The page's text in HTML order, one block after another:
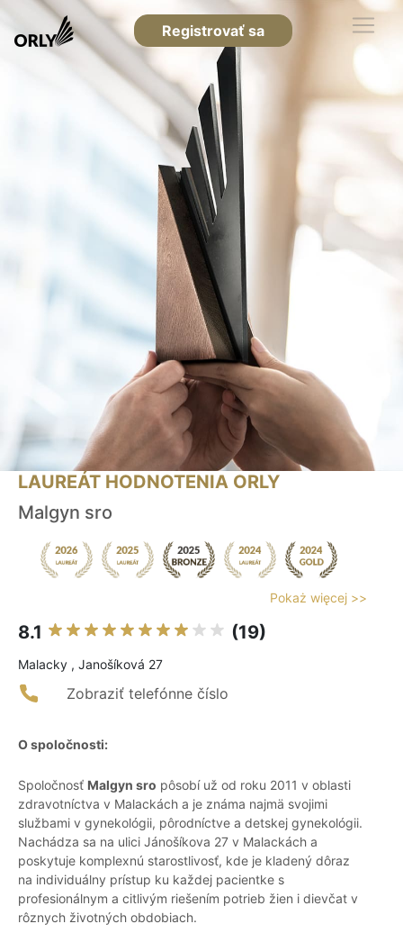
Registrovať sa
LAUREÁT HODNOTENIA ORLY
Malgyn sro
Pokaż więcej >>
8.1 (19)
Malacky , Janošíková 27
Zobraziť telefónne číslo
O spoločnosti:
Spoločnosť Malgyn sro pôsobí už od roku 2011 v oblasti
zdravotníctva v Malackách a je známa najmä svojimi
službami v gynekológii, pôrodníctve a detskej gynekológii.
Nachádza sa na ulici Jánošíkova 27 v Malackách a
poskytuje komplexnú starostlivosť, kde je kladený dôraz
na individuálny prístup ku každej pacientke s
profesionálnym a citlivým riešením potrieb žien i dievčat v
rôznych životných obdobiach.